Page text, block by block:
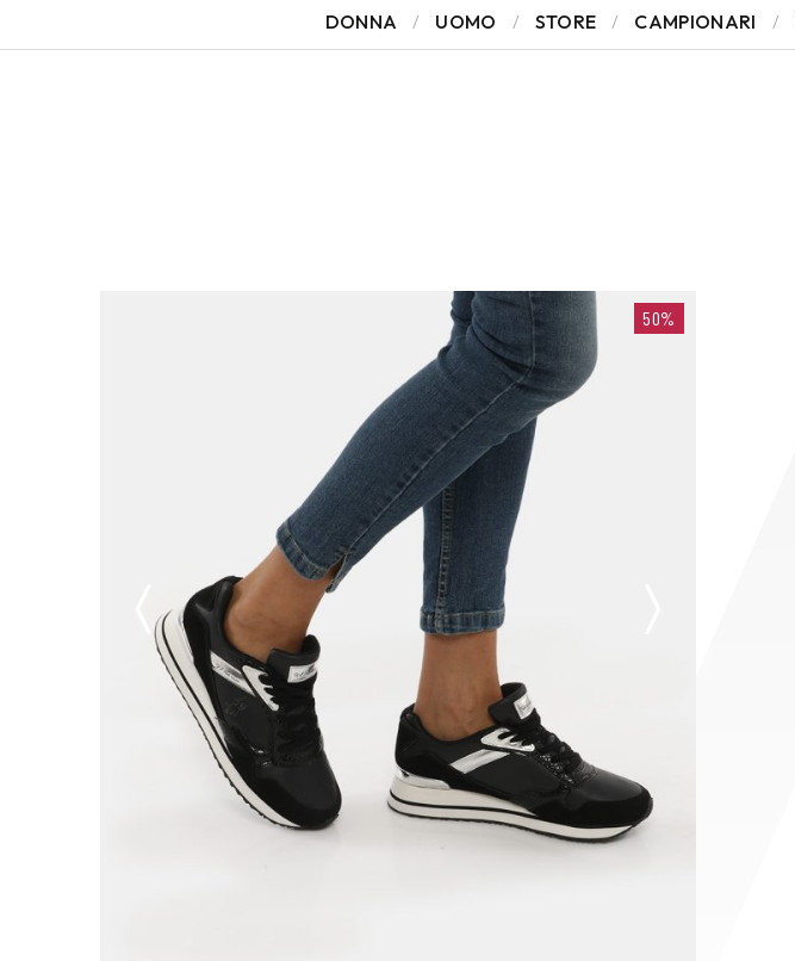
DONNA UOMO STORE CAMPIONARI
50%